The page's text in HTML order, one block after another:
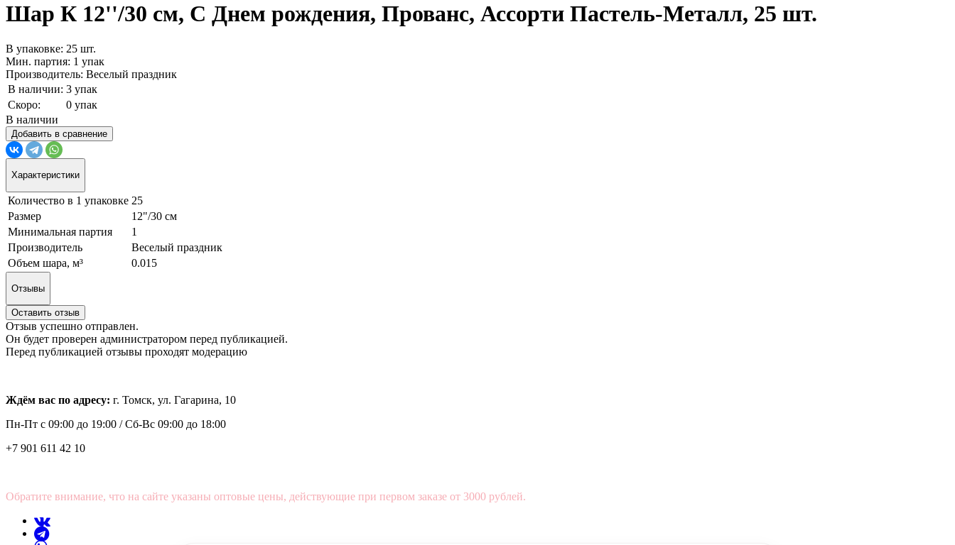
Шар К 12''/30 см, С Днем рождения, Прованс, Ассорти Пастель-Металл, 25 шт.
В упаковке: 25 шт.
Мин. партия: 1 упак
Производитель: Веселый праздник
В наличии: 3 упак
Скоро:
0 упак
В наличии
Добавить в сравнение
Характеристики
Количество в 1 упаковке 25
Размер
12"/30 см
Минимальная партия
1
Производитель
Веселый праздник
Объем шара, м³
0.015
Отзывы
Оставить отзыв
Отзыв успешно отправлен.
Он будет проверен администратором перед публикацией.
Перед публикацией отзывы проходят модерацию
Ждём вас по адресу: г. Томск, ул. Гагарина, 10
Пн-Пт с 09:00 до 19:00 /Сб-Вс 09:00 до 18:00
+7 901 611 42 10
Обратите внимание, что на сайте указаны оптовые цены, действующие при первом заказе от 3000 рублей.